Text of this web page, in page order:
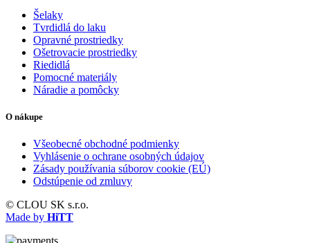
Šelaky
Tvrdidlá do laku
Opravné prostriedky
Ošetrovacie prostriedky
Riedidlá
Pomocné materiály
Náradie a pomôcky
O nákupe
Všeobecné obchodné podmienky
Vyhlásenie o ochrane osobných údajov
Zásady používania súborov cookie (EÚ)
Odstúpenie od zmluvy
© CLOU SK s.r.o.
Made by HiTT